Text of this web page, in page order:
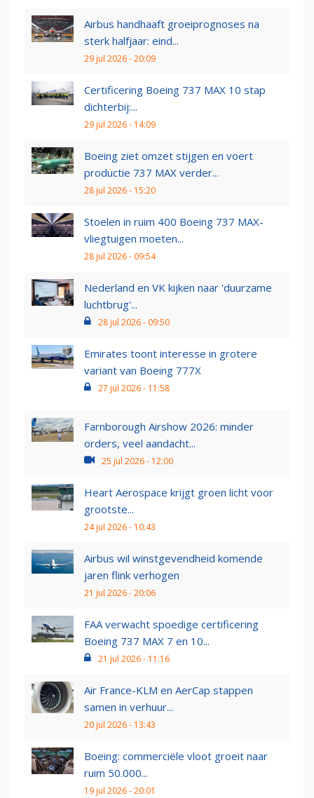
Airbus handhaaft groeiprognoses na
sterk halfjaar: eind...
29 jul 2026 - 20:09
Certificering Boeing 737 MAX 10 stap
dichterbij:...
29 jul 2026 - 14:09
Boeing ziet omzet stijgen en voert
productie 737 MAX verder...
28 jul 2026 - 15:20
Stoelen in ruim 400 Boeing 737 MAX-
vliegtuigen moeten...
28 jul 2026 - 09:54
Nederland en VK kijken naar 'duurzame
luchtbrug'...
28 jul 2026 - 09:50
Emirates toont interesse in grotere
variant van Boeing 777X
27 jul 2026 - 11:58
Farnborough Airshow 2026: minder
orders, veel aandacht...
25 jul 2026 - 12:00
Heart Aerospace krijgt groen licht voor
grootste...
24 jul 2026 - 10:43
Airbus wil winstgevendheid komende
jaren flink verhogen
21 jul 2026 - 20:06
FAA verwacht spoedige certificering
Boeing 737 MAX 7 en 10...
21 jul 2026 - 11:16
Air France-KLM en AerCap stappen
samen in verhuur...
20 jul 2026 - 13:43
Boeing: commerciële vloot groeit naar
ruim 50.000...
19 jul 2026 - 20:01